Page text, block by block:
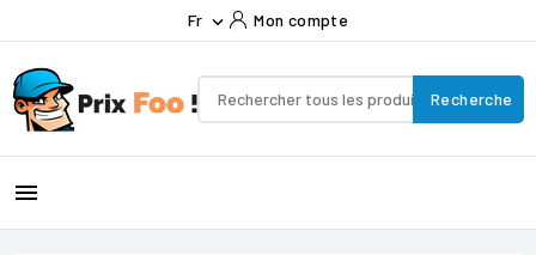
Fr  Mon compte
Recherche
